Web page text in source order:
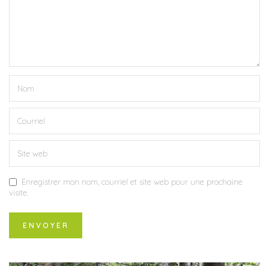
Enregistrer mon nom, courriel et site web pour une prochaine
visite.